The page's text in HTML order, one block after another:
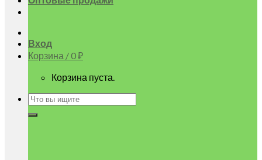
Вход
Корзина /0₽
Корзина пуста.
Искать: